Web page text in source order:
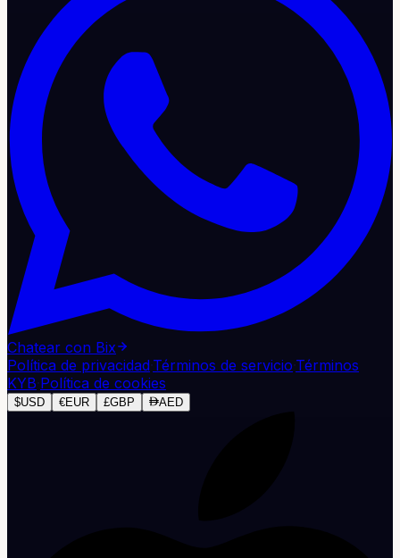
Chatear con Bix
Política de privacidad·Términos de servicio·Términos
KYB·Política de cookies
$USD €EUR £GBP AED